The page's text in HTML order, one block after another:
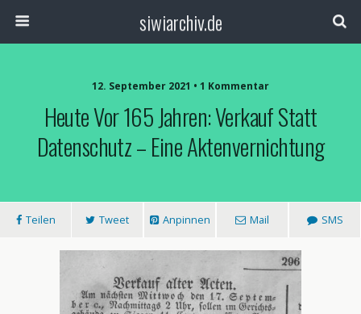
siwiarchiv.de
12. September 2021 • 1 Kommentar
Heute Vor 165 Jahren: Verkauf Statt
Datenschutz – Eine Aktenvernichtung
Teilen Tweet Anpinnen Mail SMS